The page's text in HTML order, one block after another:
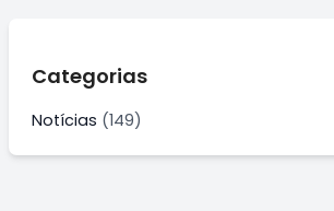
Categorias
Notícias (149)